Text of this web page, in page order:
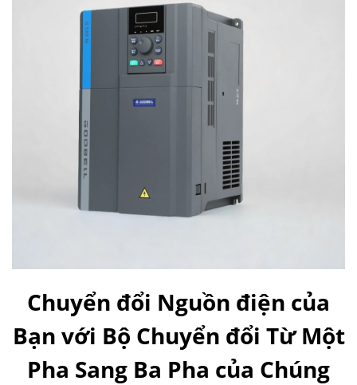
Chuyển đổi Nguồn điện của
Bạn với Bộ Chuyển đổi Từ Một
Pha Sang Ba Pha của Chúng